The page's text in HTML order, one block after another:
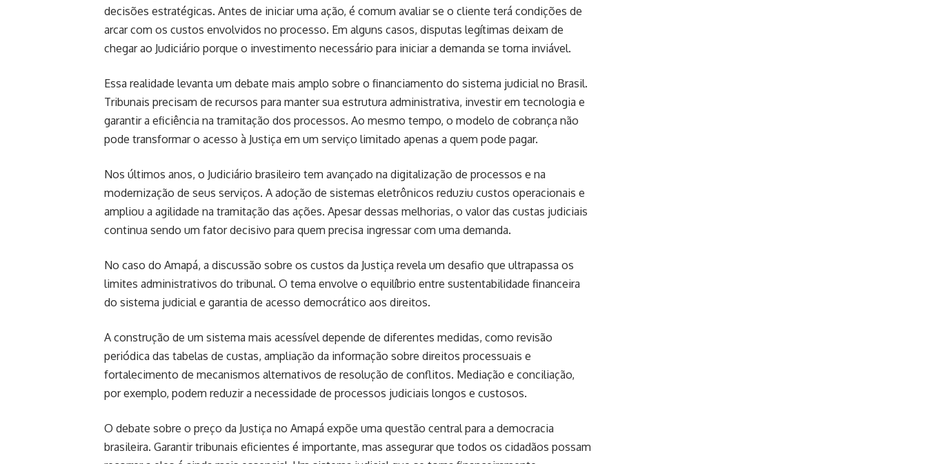
decisões estratégicas. Antes de iniciar uma ação, é comum avaliar se o cliente terá condições de
arcar com os custos envolvidos no processo. Em alguns casos, disputas legítimas deixam de
chegar ao Judiciário porque o investimento necessário para iniciar a demanda se torna inviável.
Essa realidade levanta um debate mais amplo sobre o financiamento do sistema judicial no Brasil.
Tribunais precisam de recursos para manter sua estrutura administrativa, investir em tecnologia e
garantir a eficiência na tramitação dos processos. Ao mesmo tempo, o modelo de cobrança não
pode transformar o acesso à Justiça em um serviço limitado apenas a quem pode pagar.
Nos últimos anos, o Judiciário brasileiro tem avançado na digitalização de processos e na
modernização de seus serviços. A adoção de sistemas eletrônicos reduziu custos operacionais e
ampliou a agilidade na tramitação das ações. Apesar dessas melhorias, o valor das custas judiciais
continua sendo um fator decisivo para quem precisa ingressar com uma demanda.
No caso do Amapá, a discussão sobre os custos da Justiça revela um desafio que ultrapassa os
limites administrativos do tribunal. O tema envolve o equilíbrio entre sustentabilidade financeira
do sistema judicial e garantia de acesso democrático aos direitos.
A construção de um sistema mais acessível depende de diferentes medidas, como revisão
periódica das tabelas de custas, ampliação da informação sobre direitos processuais e
fortalecimento de mecanismos alternativos de resolução de conflitos. Mediação e conciliação,
por exemplo, podem reduzir a necessidade de processos judiciais longos e custosos.
O debate sobre o preço da Justiça no Amapá expõe uma questão central para a democracia
brasileira. Garantir tribunais eficientes é importante, mas assegurar que todos os cidadãos possam